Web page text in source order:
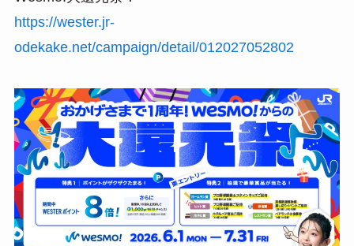
https://wester.jr-
odekake.net/campaign/detail/012027052802